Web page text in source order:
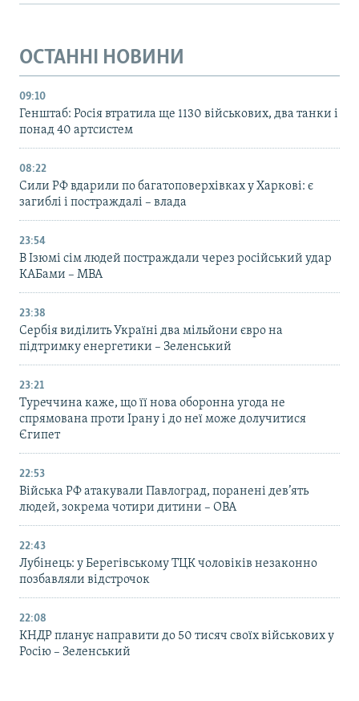
ОСТАННІ НОВИНИ
09:10
Генштаб: Росія втратила ще 1130 військових, два танки і
понад 40 артсистем
08:22
Сили РФ вдарили по багатоповерхівках у Харкові: є
загиблі і постраждалі – влада
23:54
В Ізюмі сім людей постраждали через російський удар
КАБами – МВА
23:38
Сербія виділить Україні два мільйони євро на
підтримку енергетики – Зеленський
23:21
Туреччина каже, що її нова оборонна угода не
спрямована проти Ірану і до неї може долучитися
Єгипет
22:53
Війська РФ атакували Павлоград, поранені дев’ять
людей, зокрема чотири дитини – ОВА
22:43
Лубінець: у Берегівському ТЦК чоловіків незаконно
позбавляли відстрочок
22:08
КНДР планує направити до 50 тисяч своїх військових у
Росію – Зеленський